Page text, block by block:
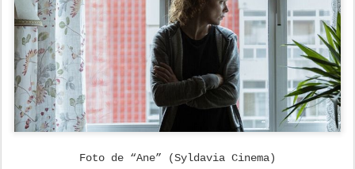
Foto de “Ane” (Syldavia Cinema)